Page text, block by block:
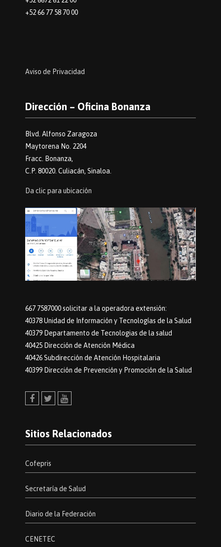
+52 66 77 58 70 00
Aviso de Privacidad
Dirección – Oficina Bonanza
Blvd. Alfonso Zaragoza
Maytorena No. 2204
Fracc. Bonanza,
C.P. 80020. Culiacán, Sinaloa.
Da clic para ubicación
667 7587000 solicitar a la operadora extensión:
40378 Unidad de Información y Tecnologías de la Salud
40379 Departamento de Tecnologias de la salud
40425 Dirección de Atención Médica
40426 Subdirección de Atención Hospitalaria
40399 Dirección de Prevención y Promoción de la Salud
Sitios Relacionados
Cofepris
Secretaría de Salud
Diario de la Federación
CENETEC